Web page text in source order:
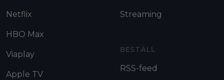
Netflix
HBO Max
Viaplay
Apple TV
Streaming
BESTÄLL
RSS-feed